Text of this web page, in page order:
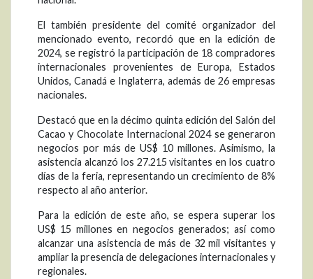
El también presidente del comité organizador del
mencionado evento, recordó que en la edición de
2024, se registró la participación de 18 compradores
internacionales provenientes de Europa, Estados
Unidos, Canadá e Inglaterra, además de 26 empresas
nacionales.
Destacó que en la décimo quinta edición del Salón del
Cacao y Chocolate Internacional 2024 se generaron
negocios por más de US$ 10 millones. Asimismo, la
asistencia alcanzó los 27.215 visitantes en los cuatro
días de la feria, representando un crecimiento de 8%
respecto al año anterior.
Para la edición de este año, se espera superar los
US$ 15 millones en negocios generados; así como
alcanzar una asistencia de más de 32 mil visitantes y
ampliar la presencia de delegaciones internacionales y
regionales.